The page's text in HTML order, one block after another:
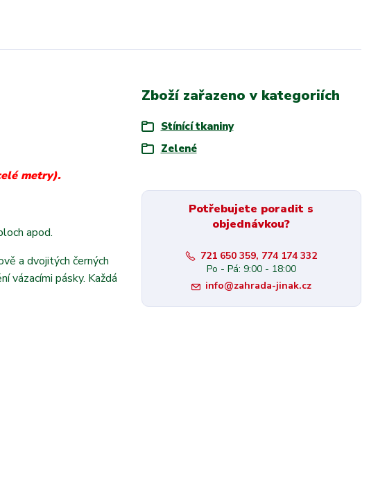
metry).
apod.
a dvojitých černých
vázacími pásky. Každá
Zboží zařazeno v kategoriích
Stínící tkaniny
Zelené
Potřebujete poradit s
objednávkou?
721 650 359, 774 174 332
Po - Pá: 9:00 - 18:00
info@zahrada-jinak.cz